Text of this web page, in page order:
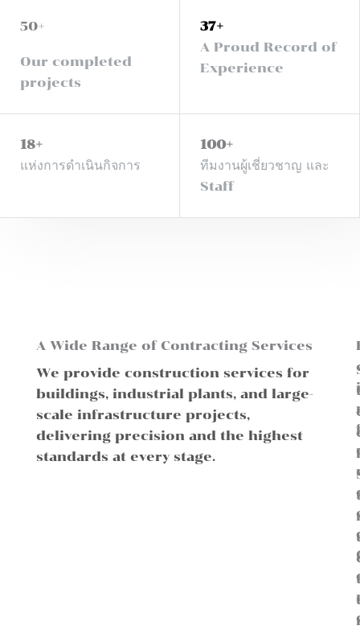
50+
Our completed
projects
37+
A Proud Record of
Experience
18+
แห่งการดำเนินกิจการ
100+
ทีมงานผู้เชี่ยวชาญ และ
Staff
A Wide Range of Contracting Services
We provide construction services for
buildings, industrial plants, and large-
scale infrastructure projects,
delivering precision and the highest
standards at every stage.
l
i